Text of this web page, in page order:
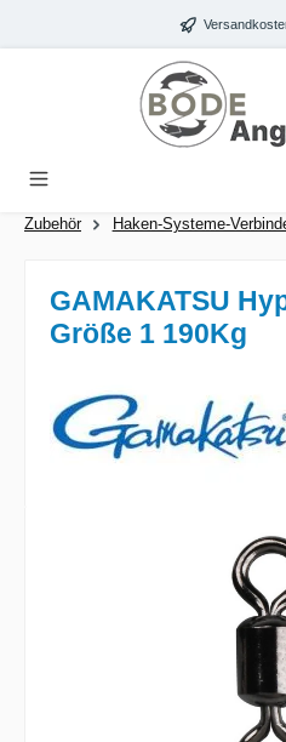
Zum Hauptinhalt springen
Zubehör Haken-Systeme-
GAMAKATSU
Größe 1 190Kg